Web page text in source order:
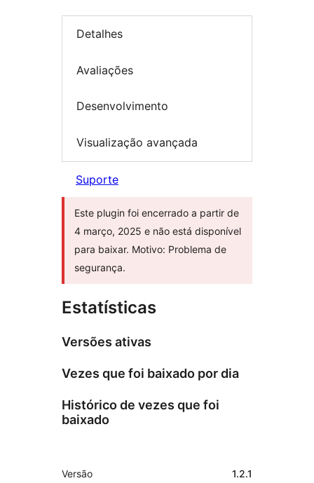
Detalhes
Avaliações
Desenvolvimento
Visualização avançada
Suporte
Este plugin foi encerrado a partir de
4 março, 2025 e não está disponível
para baixar. Motivo: Problema de
segurança.
Estatísticas
Versões ativas
Vezes que foi baixado por dia
Histórico de vezes que foi
baixado
Meta
Versão 1.2.1